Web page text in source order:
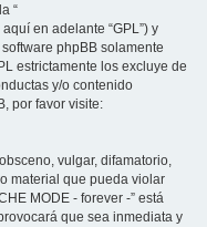
“
aquí en adelante “GPL”) y
software phpBB solamente
estrictamente los excluye de
y/o contenido
por favor visite:
vulgar, difamatorio,
material que pueda violar
MODE - forever -” está
que sea inmediata y